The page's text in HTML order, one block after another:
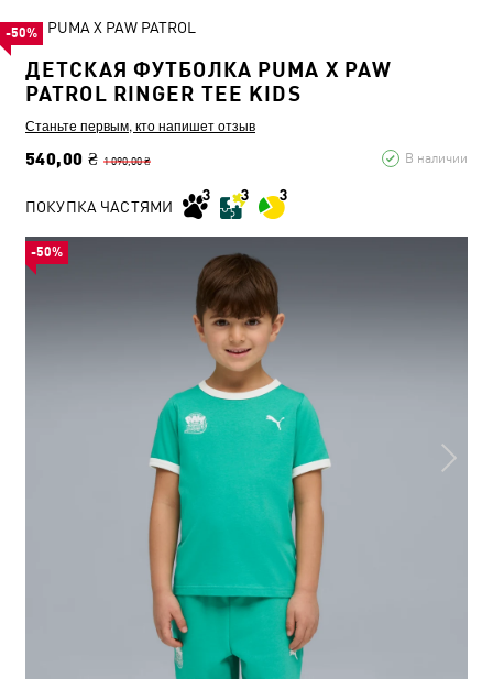
PUMA X PAW PATROL
ДЕТСКАЯ ФУТБОЛКА PUMA X PAW
PATROL RINGER TEE KIDS
Станьте первым, кто напишет отзыв
540,00 ₴ 1 090,00 ₴ В наличии
-50%
ПОКУПКА ЧАСТЯМИ
-50%